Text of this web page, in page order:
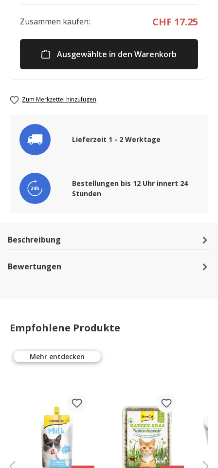
Zusammen kaufen: CHF 17.25
Ausgewählte in den Warenkorb
Zum Merkzettel hinzufügen
Lieferzeit 1 - 2 Werktage
Bestellungen bis 12 Uhr innert 24
Stunden
Beschreibung
Bewertungen
Empfohlene Produkte
Mehr entdecken